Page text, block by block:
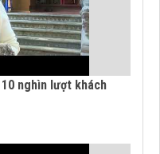
nghìn lượt khách